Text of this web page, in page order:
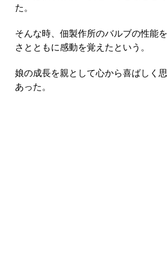
た。
そんな時、佃製作所のバルブの性能
さとともに感動を覚えたという。
娘の成長を親として心から喜ばしく
あった。